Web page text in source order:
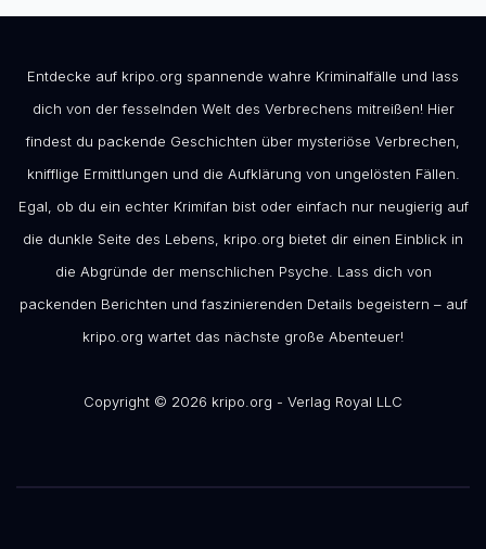
Entdecke auf kripo.org spannende wahre Kriminalfälle und lass
dich von der fesselnden Welt des Verbrechens mitreißen! Hier
findest du packende Geschichten über mysteriöse Verbrechen,
knifflige Ermittlungen und die Aufklärung von ungelösten Fällen.
Egal, ob du ein echter Krimifan bist oder einfach nur neugierig auf
die dunkle Seite des Lebens, kripo.org bietet dir einen Einblick in
die Abgründe der menschlichen Psyche. Lass dich von
packenden Berichten und faszinierenden Details begeistern – auf
kripo.org wartet das nächste große Abenteuer!
Copyright © 2026 kripo.org - Verlag Royal LLC